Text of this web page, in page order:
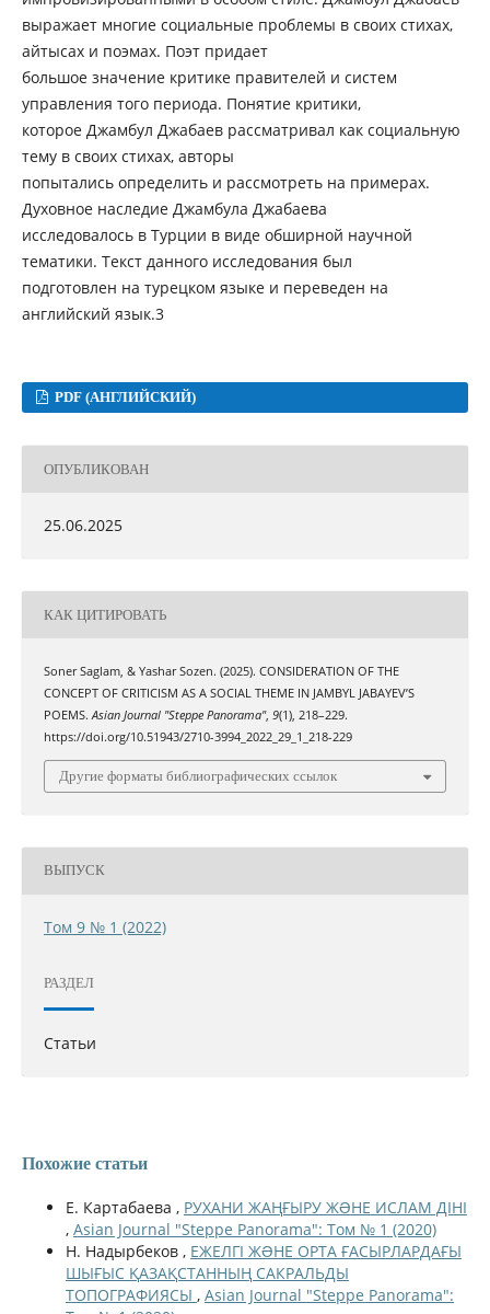
выражает многие социальные проблемы в своих стихах,
айтысах и поэмах. Поэт придает
большое значение критике правителей и систем
управления того периода. Понятие критики,
которое Джамбул Джабаев рассматривал как социальную
тему в своих стихах, авторы
попытались определить и рассмотреть на примерах.
Духовное наследие Джамбула Джабаева
исследовалось в Турции в виде обширной научной
тематики. Текст данного исследования был
подготовлен на турецком языке и переведен на
английский язык.3
PDF (АНГЛИЙСКИЙ)
ОПУБЛИКОВАН
25.06.2025
КАК ЦИТИРОВАТЬ
Soner Saglam, & Yashar Sozen. (2025). CONSIDERATION OF THE
CONCEPT OF CRITICISM AS A SOCIAL THEME IN JAMBYL JABAYEV’S
POEMS.Asian Journal "Steppe Panorama", 9(1), 218–229.
https://doi.org/10.51943/2710-3994_2022_29_1_218-229
Другие форматы библиографических ссылок
ВЫПУСК
Том 9 № 1 (2022)
РАЗДЕЛ
Статьи
Похожие статьи
Е. Картабаева , РУХАНИ ЖАҢҒЫРУ ЖƏНЕ ИСЛАМ ДІНІ
, Asian Journal "Steppe Panorama": Том № 1 (2020)
Н. Надырбеков , ЕЖЕЛГІ ЖƏНЕ ОРТА ҒАСЫРЛАРДАҒЫ
ШЫҒЫС ҚАЗАҚСТАННЫҢ САКРАЛЬДЫ
ТОПОГРАФИЯСЫ , Asian Journal "Steppe Panorama":